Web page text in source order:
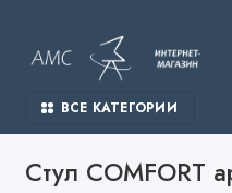
ВСЕ КАТЕГОРИИ
Стул COMFORT